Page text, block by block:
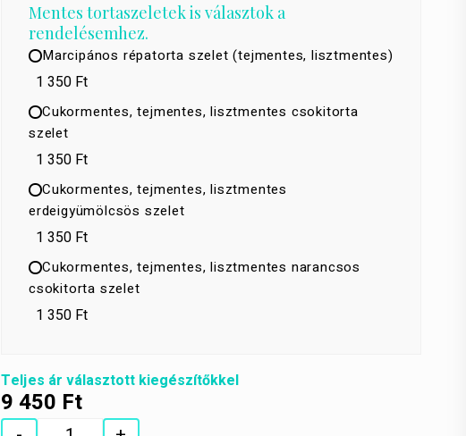
Mentes tortaszeletek is választok a
rendelésemhez.
Marcipános répatorta szelet (tejmentes, lisztmentes)
1 350 Ft
Cukormentes, tejmentes, lisztmentes csokitorta
szelet
1 350 Ft
Cukormentes, tejmentes, lisztmentes
erdeigyümölcsös szelet
1 350 Ft
Cukormentes, tejmentes, lisztmentes narancsos
csokitorta szelet
1 350 Ft
Teljes ár választott kiegészítőkkel
9 450 Ft